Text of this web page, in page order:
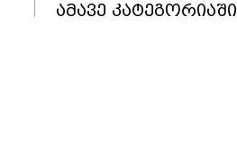
ამავე კატეგორიაში